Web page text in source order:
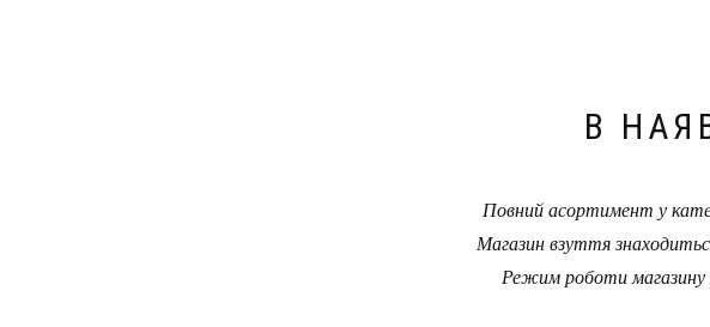
В
Повний асортимент у
Магазин взуття
Режим роботи